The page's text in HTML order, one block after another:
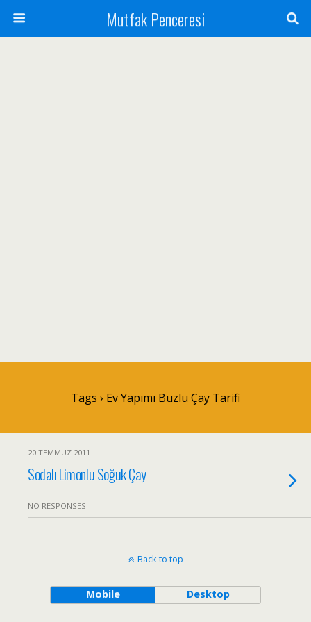
Mutfak Penceresi
Tags › Ev Yapımı Buzlu Çay Tarifi
20 TEMMUZ 2011
Sodalı Limonlu Soğuk Çay
NO RESPONSES
Back to top
Mobile Desktop